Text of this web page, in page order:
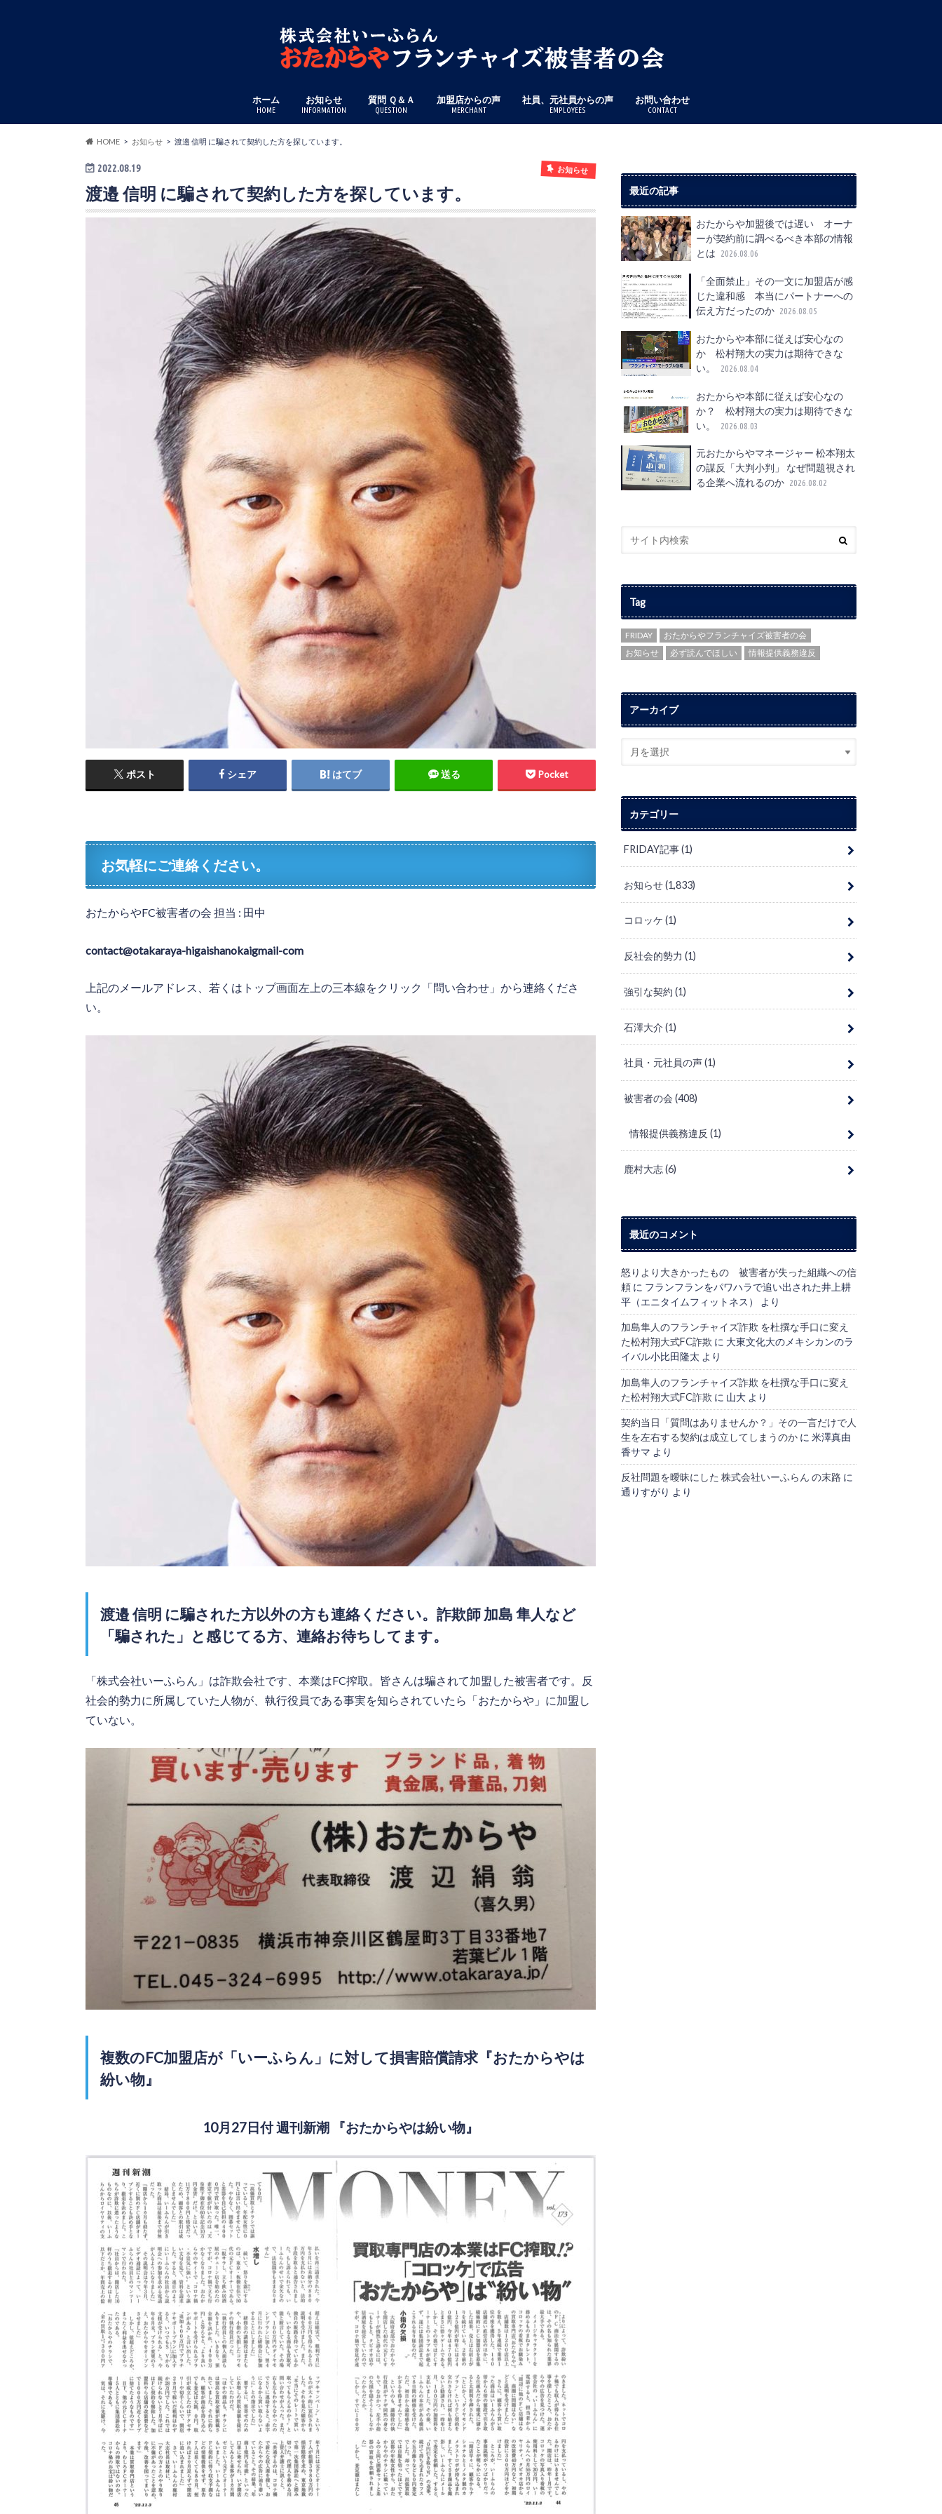
ホーム
HOME
お知らせ
INFORMATION
質問 Ｑ＆Ａ
QUESTION
加盟店からの声
MERCHANT
社員、元社員からの声
EMPLOYEES
お問い合わせ
CONTACT
HOME お知らせ 渡邉 信明 に騙されて契約した方を探しています。
2022.08.19 お知らせ
渡邉 信明 に騙されて契約した方を探しています。
ポスト シェア はてブ 送る Pocket
お気軽にご連絡ください。
おたからやFC被害者の会 担当 : 田中
contact@otakaraya-higaishanokaigmail-com
上記のメールアドレス、若くはトップ画面左上の三本線をクリック「問い合わせ」から連絡くださ
い。
渡邉 信明 に騙された方以外の方も連絡ください。詐欺師 加島 隼人など
「騙された」と感じてる方、連絡お待ちしてます。
「株式会社いーふらん」は詐欺会社です、本業はFC搾取。皆さんは騙されて加盟した被害者です。反
社会的勢力に所属していた人物が、執行役員である事実を知らされていたら「おたからや」に加盟し
ていない。
複数のFC加盟店が「いーふらん」に対して損害賠償請求『おたからやは
紛い物』
10月27日付 週刊新潮 『おたからやは紛い物』
最近の記事
おたからや加盟後では遅い オーナ
ーが契約前に調べるべき本部の情報
とは
2026.08.06
「全面禁止」その一文に加盟店が感
じた違和感 本当にパートナーへの
伝え方だったのか 2026.08.05
おたからや本部に従えば安心なの
か 松村翔大の実力は期待できな
い。
2026.08.04
おたからや本部に従えば安心なの
か？ 松村翔大の実力は期待できな
い。
2026.08.03
元おたからやマネージャー 松本翔太
の謀反「大判小判」 なぜ問題視され
る企業へ流れるのか 2026.08.02
Tag
FRIDAY
おたからやフランチャイズ被害者の会
お知らせ
必ず読んでほしい 情報提供義務違反
アーカイブ
カテゴリー
FRIDAY記事(1)
お知らせ(1,833)
コロッケ(1)
反社会的勢力(1)
強引な契約(1)
石澤大介(1)
社員・元社員の声(1)
被害者の会(408)
情報提供義務違反 (1)
鹿村大志(6)
最近のコメント
怒りより大きかったもの 被害者が失った組織への信
頼 に フランフランをパワハラで追い出された井上耕
平（エニタイムフィットネス）
より
加島隼人のフランチャイズ詐欺 を杜撰な手口に変え
た松村翔大式FC詐欺 に 大東文化大のメキシカンのラ
イバル小比田隆太 より
加島隼人のフランチャイズ詐欺 を杜撰な手口に変え
た松村翔大式FC詐欺 に 山大 より
契約当日「質問はありませんか？」その一言だけで人
生を左右する契約は成立してしまうのか に 米澤真由
香サマ より
反社問題を曖昧にした 株式会社いーふらん の末路 に
通りすがり より